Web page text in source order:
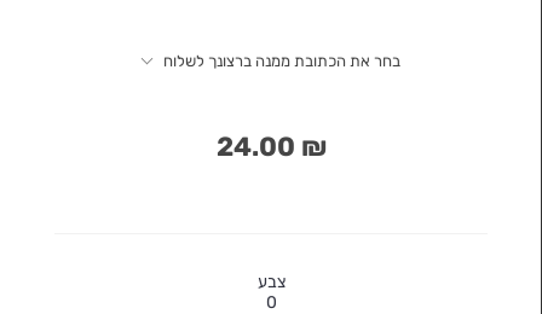
בחר את הכתובת ממנה ברצונך לשלוח
₪ 24.00
צבע
0